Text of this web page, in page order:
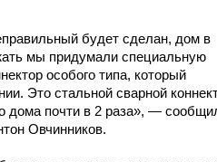
будет сделан, дом в
мы придумали специальную
особого типа, который
Это стальной сварной
дома почти в 2 раза», —
Овчинников.